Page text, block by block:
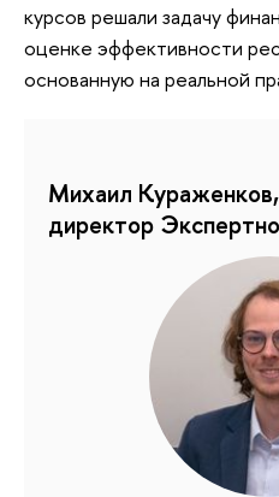
курсов решали задачу
оценке эффективности
основанную на реальной
Михаил
директор